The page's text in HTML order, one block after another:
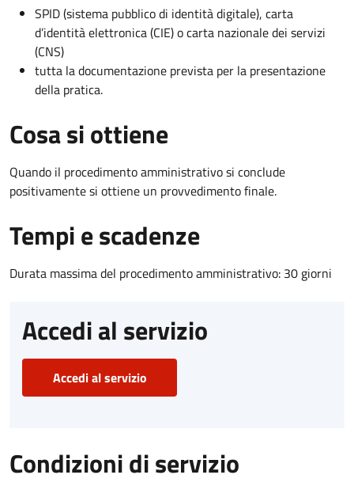
SPID (sistema pubblico di identità digitale), carta
d’identità elettronica (CIE) o carta nazionale dei servizi
(CNS)
tutta la documentazione prevista per la presentazione
della pratica.
Cosa si ottiene
Quando il procedimento amministrativo si conclude
positivamente si ottiene un provvedimento finale.
Tempi e scadenze
Durata massima del procedimento amministrativo: 30 giorni
Accedi al servizio
Accedi al servizio
Condizioni di servizio